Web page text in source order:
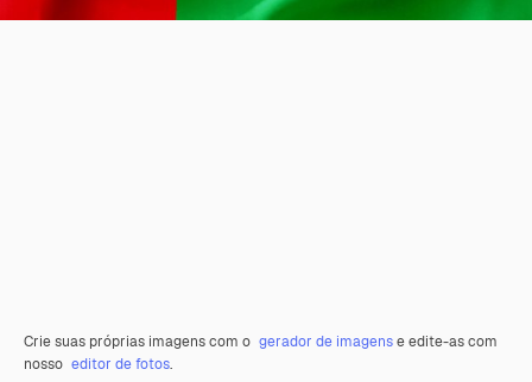
Crie suas próprias imagens com o gerador de imagense edite-as com
nosso editor de fotos.